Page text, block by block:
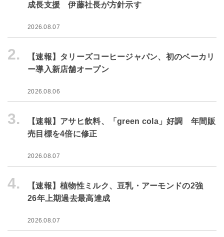
成長支援 伊藤社長が方針示す
2026.08.07
2.
【速報】タリーズコーヒージャパン、初のベーカリ
ー導入新店舗オープン
2026.08.06
3.
【速報】アサヒ飲料、「green cola」好調 年間販
売目標を4倍に修正
2026.08.07
4.
【速報】植物性ミルク、豆乳・アーモンドの2強
26年上期過去最高達成
2026.08.07